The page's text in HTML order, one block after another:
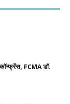
FCMA डॉ.